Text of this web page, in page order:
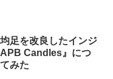
均足を改良したインジ
Candles』につ
みた